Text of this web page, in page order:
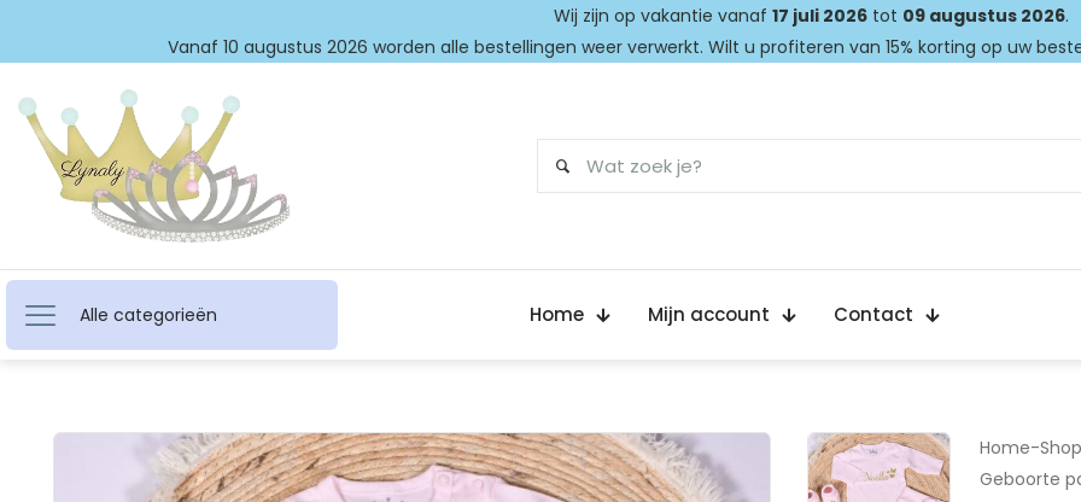
Wij zijn op vakantie vanaf 17 juli 2026tot 09 augustus 2026.
Vanaf 10 augustus 2026 worden alle bestellingen weer verwerkt. Wilt u profiteren van 15% korting op uw
Alle categorieën Home Mijn account Contact
Home-Shop
Geboorte